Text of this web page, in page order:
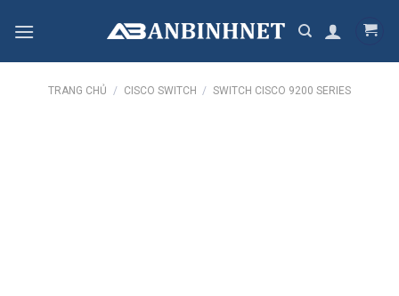
TRANG CHỦ / CISCO SWITCH / SWITCH CISCO 9200 SERIES